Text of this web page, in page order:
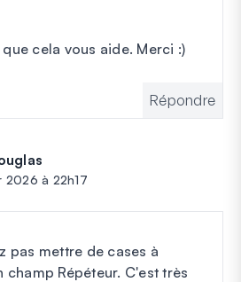
cela vous aide. Merci :)
Répondre
2026 à 22h17
pas mettre de cases à
champ Répéteur. C'est très